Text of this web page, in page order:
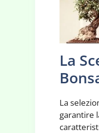
La
La
garantire